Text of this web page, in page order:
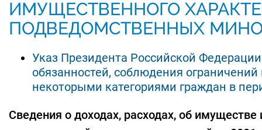
ИМУЩЕСТВЕННОГО
ПОДВЕДОМСТВЕННЫХ
Указ Президента Российской
обязанностей, соблюдения
некоторыми категориями граждан в
Сведения о доходах, расходах, об